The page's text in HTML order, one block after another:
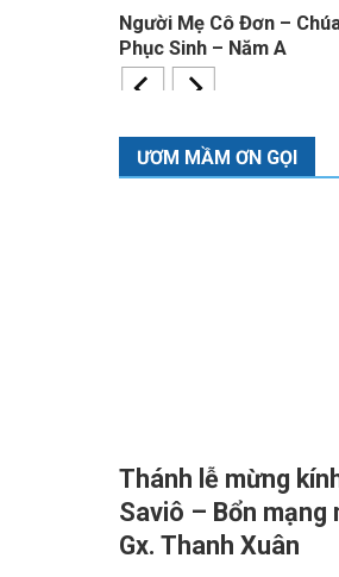
Người Mẹ Cô Đơn –
Phục Sinh – Năm A
ƯƠM MẦM ƠN GỌI
Thánh lễ mừng
Saviô – Bổn mạng
Gx. Thanh Xuân